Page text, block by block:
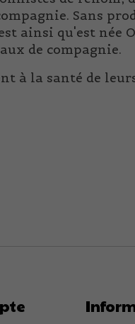
Sans
ainsi qu'est née
de compagnie.
à la santé de